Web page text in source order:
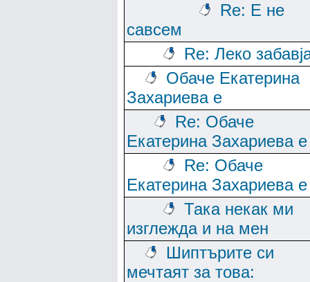
Re: Е не
савсем
Re: Леко
Обаче Екатерина
Захариева е
Re: Обаче
Екатерина Захариева е
Re: Обаче
Екатерина Захариева е
Така некак ми
изглежда и на мен
Шиптърите си
мечтаят за това: